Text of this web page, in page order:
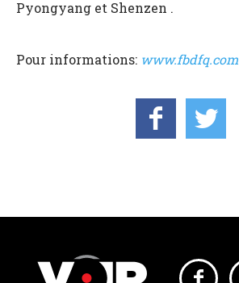
Pyongyang et Shenzen .
Pour informations: www.fbdfq.com